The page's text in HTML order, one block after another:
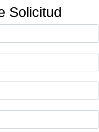
Solicitud